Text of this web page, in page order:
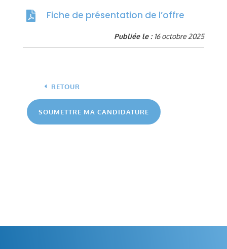
 Fiche de présentation de l’offre
Publiée le : 16 octobre 2025
RETOUR
SOUMETTRE MA CANDIDATURE